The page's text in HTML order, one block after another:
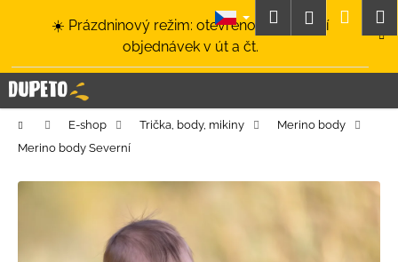
☀️ Prázdninový režim: otevřeno a odesílání
objednávek v út a čt.
HledatPřihlášení
Domů E-shop Trička, body, mikiny
Merino body
Merino body Severní
í
k C
o
p
t